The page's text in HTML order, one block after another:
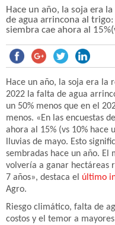
Hace un año, la soja era
de agua arrincona al
siembra cae ahora al
Hace un año, la soja era la
2022 la falta de agua
un 50% menos que en el
menos. «En las encuestas
ahora al 15% (vs 10% hace
lluvias de mayo. Esto
sembradas hace un año. El
volvería a ganar hectáreas
7 años», destaca el último
Agro.
Riesgo climático, falta de
costos y el temor a